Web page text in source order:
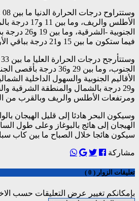
الأطلس
الجنوبية -
فيما ستكون ما بين 15 و21 درجة بباقي الأرجاء.
الجنوب، وما بين 29 و36
و29 درجة بالشمال والمنطقة الشرقية
ومرتفعات الأطلس والريف وبالقرب من
وسيكون البحر هادئا إلى قليل الهيجان
الهيجان إلى هائج بالبوغاز وعلى طول
سيكون هائجا خلال الصباح ما بين كاب
مشاركة
تعليقات الزوار ( 0 )
بإمكانكم تغيير عرض التعليقات حسب